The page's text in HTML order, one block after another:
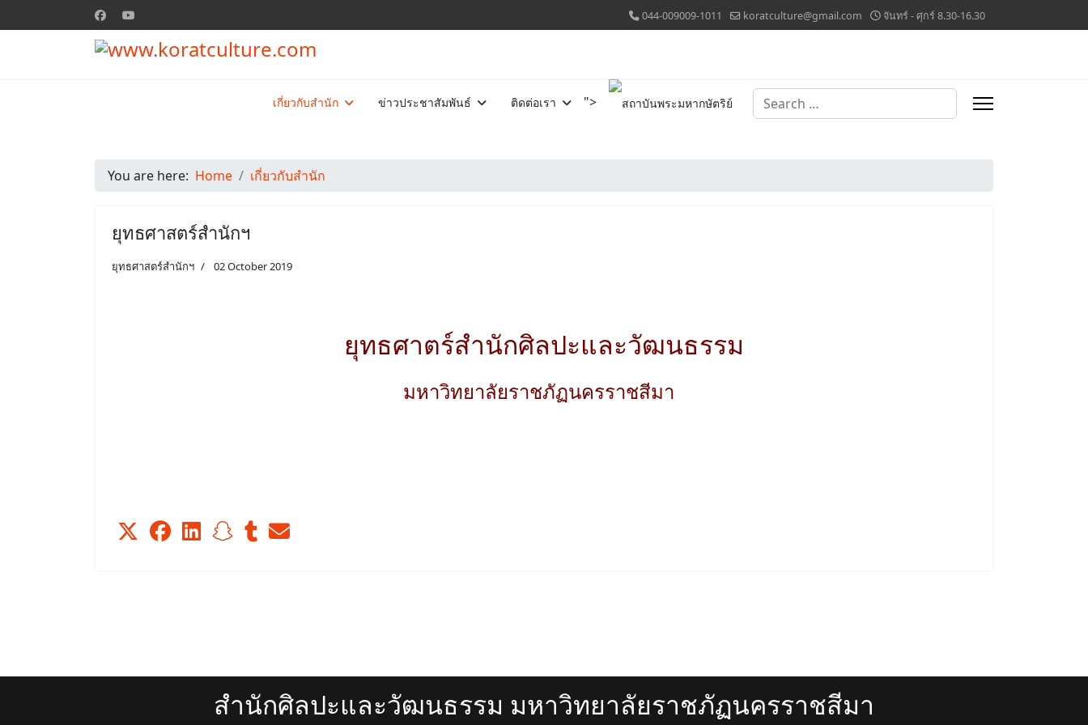
044-009009-1011 koratculture@gmail.com จันทร์ - ศุกร์ 8.30-16.30
เกี่ยวกับสำนัก ข่าวประชาสัมพันธ์ ติดต่อเรา "> Search
You are here: Home เกี่ยวกับสำนัก
ยุทธศาสตร์สำนักฯ
ยุทธศาสตร์สำนักฯ 02 October 2019
ยุทธศาตร์สำนักศิลปะและวัฒนธรรม
มหาวิทยาลัยราชภัฏนครราชสีมา
สำนักศิลปะและวัฒนธรรม มหาวิทยาลัยราชภัฏนครราชสีมา